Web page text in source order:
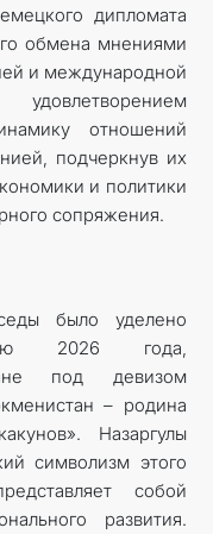
дипломата
обмена мнениями
и международной
отношений
подчеркнув их
и политики
сопряжения.
было уделено
2026 года,
под девизом
– родина
Назаргулы
символизм этого
собой
развития.